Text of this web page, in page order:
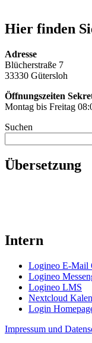
Hier finden
Adresse
Blücherstraße 7
33330 Gütersloh
Öffnungszeiten
Montag bis Freitag
Suchen
Übersetzung
Intern
Logineo E-Mail
Logineo
Logineo LMS
Nextcloud
Login
Impressum und